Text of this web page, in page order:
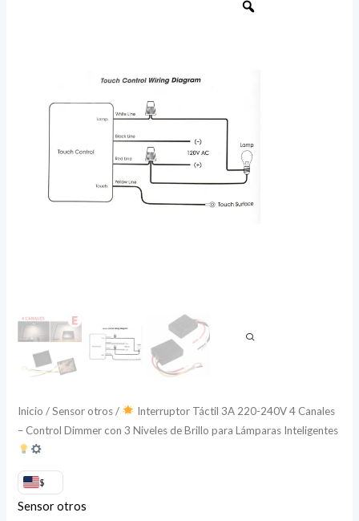
Inicio /Sensor otros/
Interruptor Táctil 3A 220-240V 4 Canales
– Control Dimmer con 3 Niveles de Brillo para Lámparas Inteligentes
$
Sensor otros
Control
Brillo
para
Lámparas
Inteligentes
cantidad